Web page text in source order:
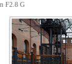
F2.8 G